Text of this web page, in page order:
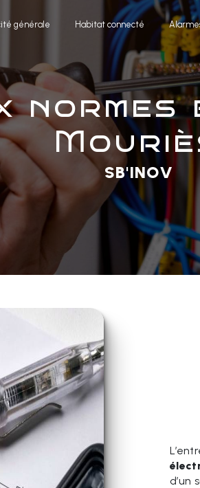
générale Habitat connecté
SB'INOV
d’un